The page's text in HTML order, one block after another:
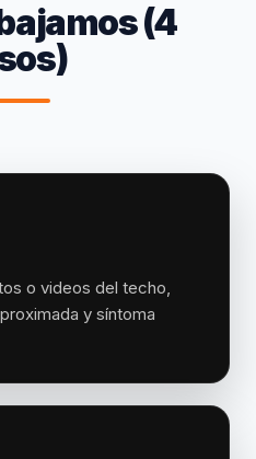
(4
o videos del techo,
y síntoma